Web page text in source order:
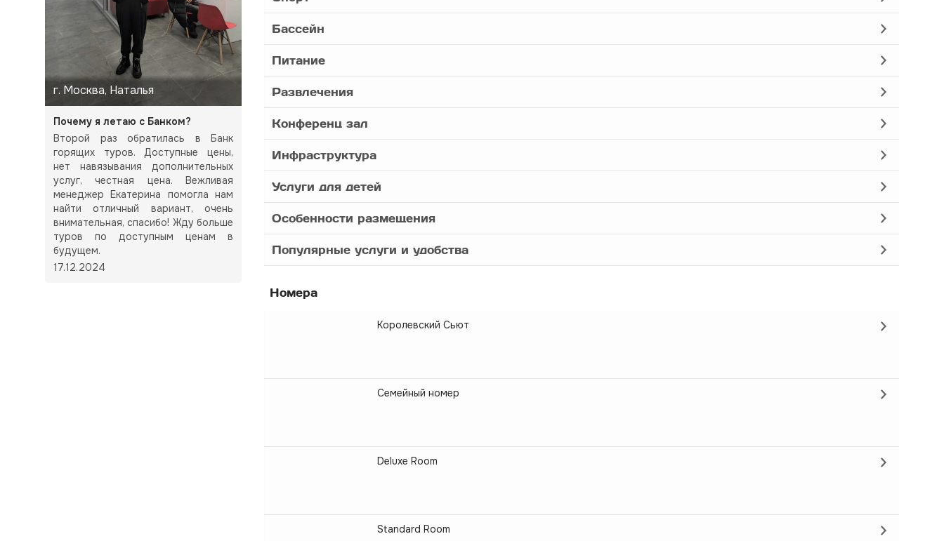
г. Москва, Наталья
Почему я летаю с Банком?
Второй раз обратилась в Банк
горящих туров. Доступные цены,
нет навязывания дополнительных
услуг, честная цена. Вежливая
менеджер Екатерина помогла нам
найти отличный вариант, очень
внимательная, спасибо! Жду больше
туров по доступным ценам в
будущем.
17.12.2024
Бассейн
Питание
Развлечения
Конференц зал
Инфраструктура
Услуги для детей
Особенности размещения
Популярные услуги и удобства
Номера
Королевский Сьют
Семейный номер
Deluxe Room
Standard Room